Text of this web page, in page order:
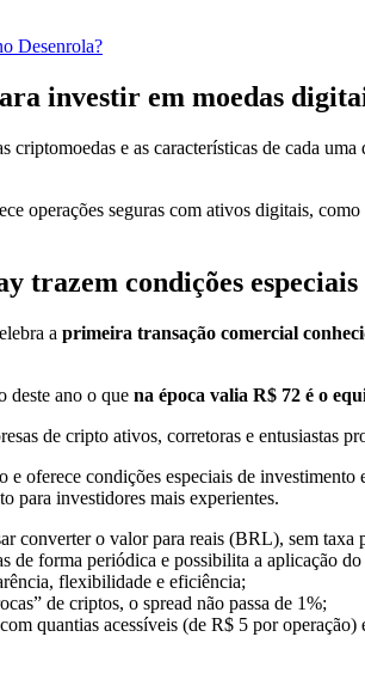
Desenrola?
investir em moedas
criptomoedas e as características de cada
operações seguras com ativos digitais,
trazem condições especiais
a primeira transação comercial
deste ano o que na época valia R$ 72 é o
de cripto ativos, corretoras e entusiastas
e oferece condições especiais de
para investidores mais experientes.
converter o valor para reais (BRL), sem taxa
de forma periódica e possibilita a aplicação
flexibilidade e eficiência;
de criptos, o spread não passa de 1%;
quantias acessíveis (de R$ 5 por